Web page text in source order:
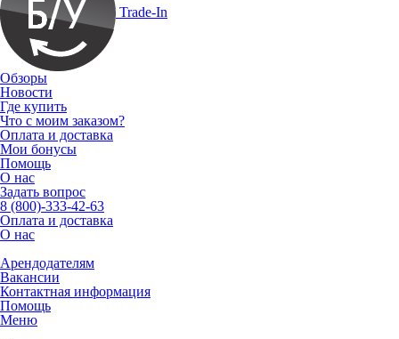
Trade-In
Обзоры
Новости
Где купить
Что с моим заказом?
Оплата и доставка
Мои бонусы
Помощь
О нас
Задать вопрос
8 (800)-333-42-63
Оплата и доставка
О нас
Арендодателям
Вакансии
Контактная информация
Помощь
Меню